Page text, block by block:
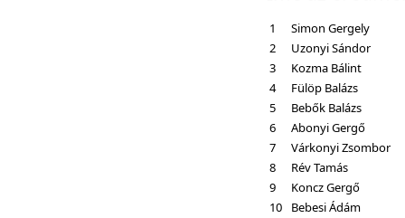
1
Simon Gergely
2
Uzonyi Sándor
3
Kozma Bálint
4
Fülöp Balázs
5
Bebők Balázs
6
Abonyi Gergő
7
Várkonyi Zsombor
8
Rév Tamás
9
Koncz Gergő
10
Bebesi Ádám